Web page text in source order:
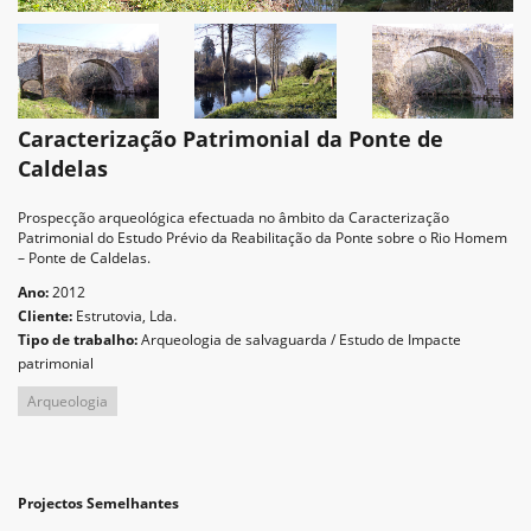
Caracterização Patrimonial da Ponte de
Caldelas
Prospecção arqueológica efectuada no âmbito da Caracterização
Patrimonial do Estudo Prévio da Reabilitação da Ponte sobre o Rio Homem
– Ponte de Caldelas.
Ano:2012
Cliente: Estrutovia, Lda.
Tipo de trabalho:Arqueologia de salvaguarda / Estudo de Impacte
patrimonial
Arqueologia
Projectos Semelhantes